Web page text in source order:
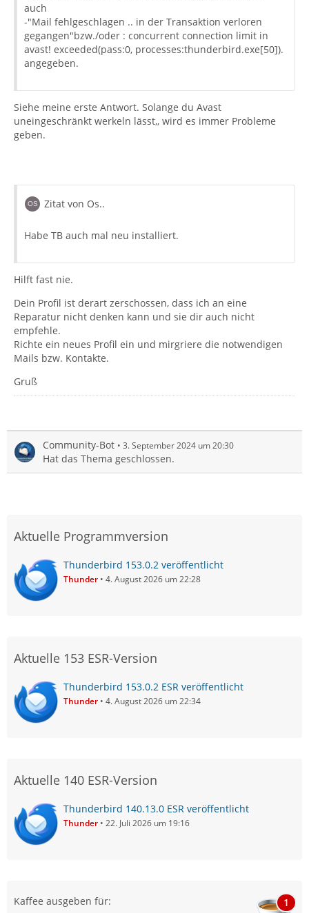
auch
-"Mail fehlgeschlagen .. in der Transaktion verloren
gegangen"bzw./oder : concurrent connection limit in
avast! exceeded(pass:0, processes:thunderbird.exe[50]).
angegeben.
Siehe meine erste Antwort. Solange du Avast
uneingeschränkt werkeln lässt,, wird es immer Probleme
geben.
Zitat von Os..
Habe TB auch mal neu installiert.
Hilft fast nie.
Dein Profil ist derart zerschossen, dass ich an eine
Reparatur nicht denken kann und sie dir auch nicht
empfehle.
Richte ein neues Profil ein und mirgriere die notwendigen
Mails bzw. Kontakte.
Gruß
Community-Bot 3. September 2024 um 20:30
Hat das Thema geschlossen.
Aktuelle Programmversion
Thunderbird 153.0.2 veröffentlicht
Thunder 4. August 2026 um 22:28
Aktuelle 153 ESR-Version
Thunderbird 153.0.2 ESR veröffentlicht
Thunder 4. August 2026 um 22:34
Aktuelle 140 ESR-Version
Thunderbird 140.13.0 ESR veröffentlicht
Thunder 22. Juli 2026 um 19:16
Kaffee ausgeben für: 1